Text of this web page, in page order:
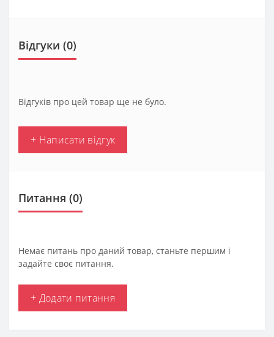
Відгуки (0)
Відгуків про цей товар ще не було.
+ Написати відгук
Питання (0)
Немає питань про даний товар, станьте першим і
задайте своє питання.
+ Додати питання